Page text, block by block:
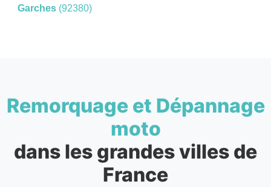
Garches (92380)
Remorquage et Dépannage
moto
dans les grandes villes de
France